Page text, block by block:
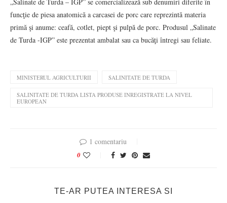
funcţie de piesa anatomică a carcasei de porc care reprezintă materia
primă şi anume: ceafă, cotlet, piept şi pulpă de porc. Produsul „Salinate
de Turda -IGP” este prezentat ambalat sau ca bucăţi întregi sau feliate.
MINISTERUL AGRICULTURII SALINITATE DE TURDA
SALINITATE DE TURDA LISTA PRODUSE INREGISTRATE LA NIVEL
EUROPEAN
1 comentariu
0
TE-AR PUTEA INTERESA SI